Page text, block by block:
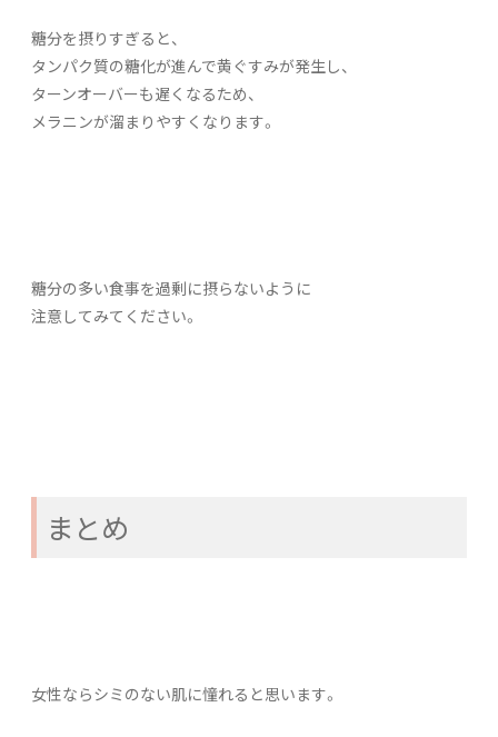
糖分を摂りすぎると、
タンパク質の糖化が進んで黄ぐすみが発生し、
ターンオーバーも遅くなるため、
メラニンが溜まりやすくなります。
糖分の多い食事を過剰に摂らないように
注意してみてください。
まとめ
女性ならシミのない肌に憧れると思います。